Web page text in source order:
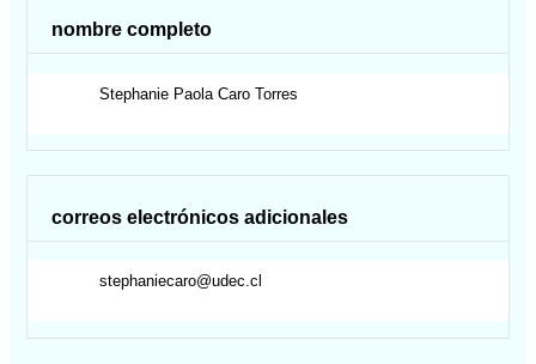
nombre completo
Stephanie Paola Caro Torres
correos electrónicos adicionales
stephaniecaro@udec.cl